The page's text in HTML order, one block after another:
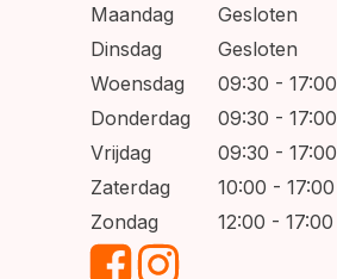
Maandag
Gesloten
Dinsdag
Gesloten
Woensdag
09:30 - 17:00
Donderdag
09:30 - 17:00
Vrijdag
09:30 - 17:00
Zaterdag
10:00 - 17:00
Zondag
12:00 - 17:00